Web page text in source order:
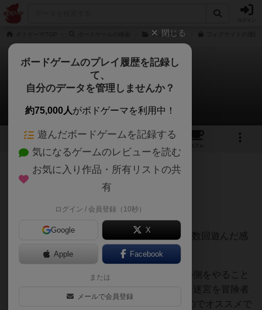
フォグサイト
フォグサイト
りなっぺさんのレビュー
4 1 19
カフェ
257名 1名 0 9ヶ月前
【迷宮の探索がとにかく楽しい】
ボドゲ初心者や家族を相手に、3人以上で複数回遊んだ感
想です。
インストは10分程度でしょうか。GMが遺跡側をやること
が多いと思いますが、最初に5×5マスのデモ迷宮を冒険者
側に見せるとインスト中の理解が早くなるのでオススメで
閉じる
ボードゲームのプレイ履歴を記録し
て、
自分のデータを管理しませんか？
約75,000人がボドゲーマを利用中！
遊んだボードゲームを記録する
気になるゲームのレビューを読む
お気に入り作品・所有リストの共
有
ログイン / 会員登録（10秒）
Google X
Apple Facebook
または
メールで会員登録